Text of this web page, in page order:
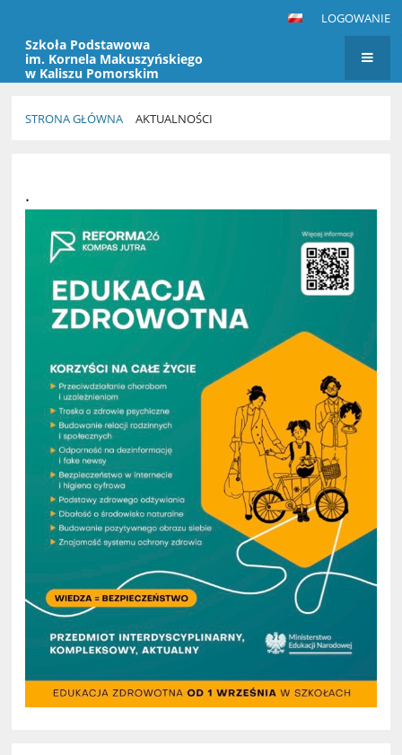
LOGOWANIE
Szkoła Podstawowa
im. Kornela Makuszyńskiego
w Kaliszu Pomorskim
STRONA GŁÓWNA AKTUALNOŚCI
.